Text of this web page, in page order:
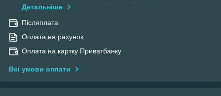
Детальніше
Післяплата
Оплата на рахунок
Оплата на картку Приватбанку
Всі умови оплати